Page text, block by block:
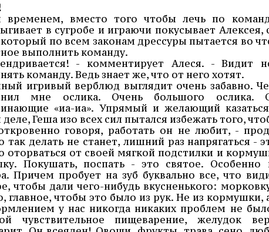
вместо того чтобы лечь по
в сугробе и играючи покусывает Алексея,
который по всем законам дрессуры пытается во
выполнить команду.
- комментирует Алеся. - Видит
команду. Ведь знает же, что от него хотят.
игривый верблюд выглядит очень забавно.
мне ослика. Очень большого ослика.
«иа-иа». Упрямый и желающий
Геша изо всех сил пытался избежать того,
говоря, работать он не любит, -
так делать не станет, лишний раз напрягаться -
оторваться от своей мягкой подстилки и
Покушать, поспать - это святое.
Причем пробует на зуб буквально все, что
чтобы дали чего-нибудь вкусненького:
главное, чтобы это было из рук. Не из
у нас никогда никаких проблем не
чувствительное пищеварение, желудок